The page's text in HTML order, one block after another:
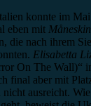
konnte im
eben mit Måneskin
die nach ihrem
Elisabetta
On The Wall)“
final aber mit
ausreicht.